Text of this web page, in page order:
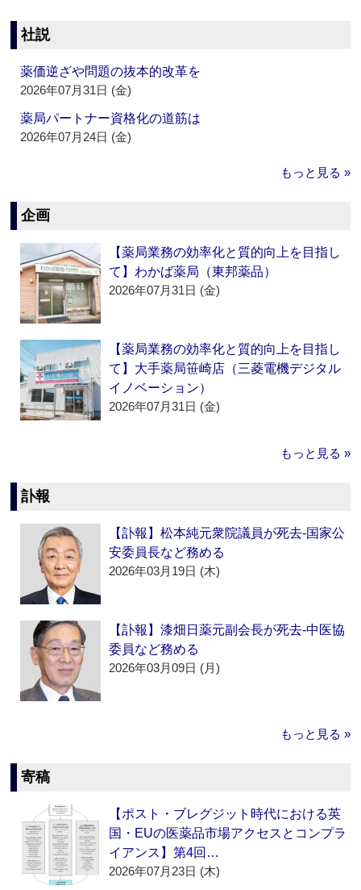
社説
薬価逆ざや問題の抜本的改革を
2026年07月31日 (金)
薬局パートナー資格化の道筋は
2026年07月24日 (金)
もっと見る »
企画
【薬局業務の効率化と質的向上を目指し
て】わかば薬局（東邦薬品）
2026年07月31日 (金)
【薬局業務の効率化と質的向上を目指し
て】大手薬局笹崎店（三菱電機デジタル
イノベーション）
2026年07月31日 (金)
もっと見る »
訃報
【訃報】松本純元衆院議員が死去‐国家公
安委員長など務める
2026年03月19日 (木)
【訃報】漆畑日薬元副会長が死去‐中医協
委員など務める
2026年03月09日 (月)
もっと見る »
寄稿
【ポスト・ブレグジット時代における英
国・EUの医薬品市場アクセスとコンプラ
イアンス】第4回…
2026年07月23日 (木)